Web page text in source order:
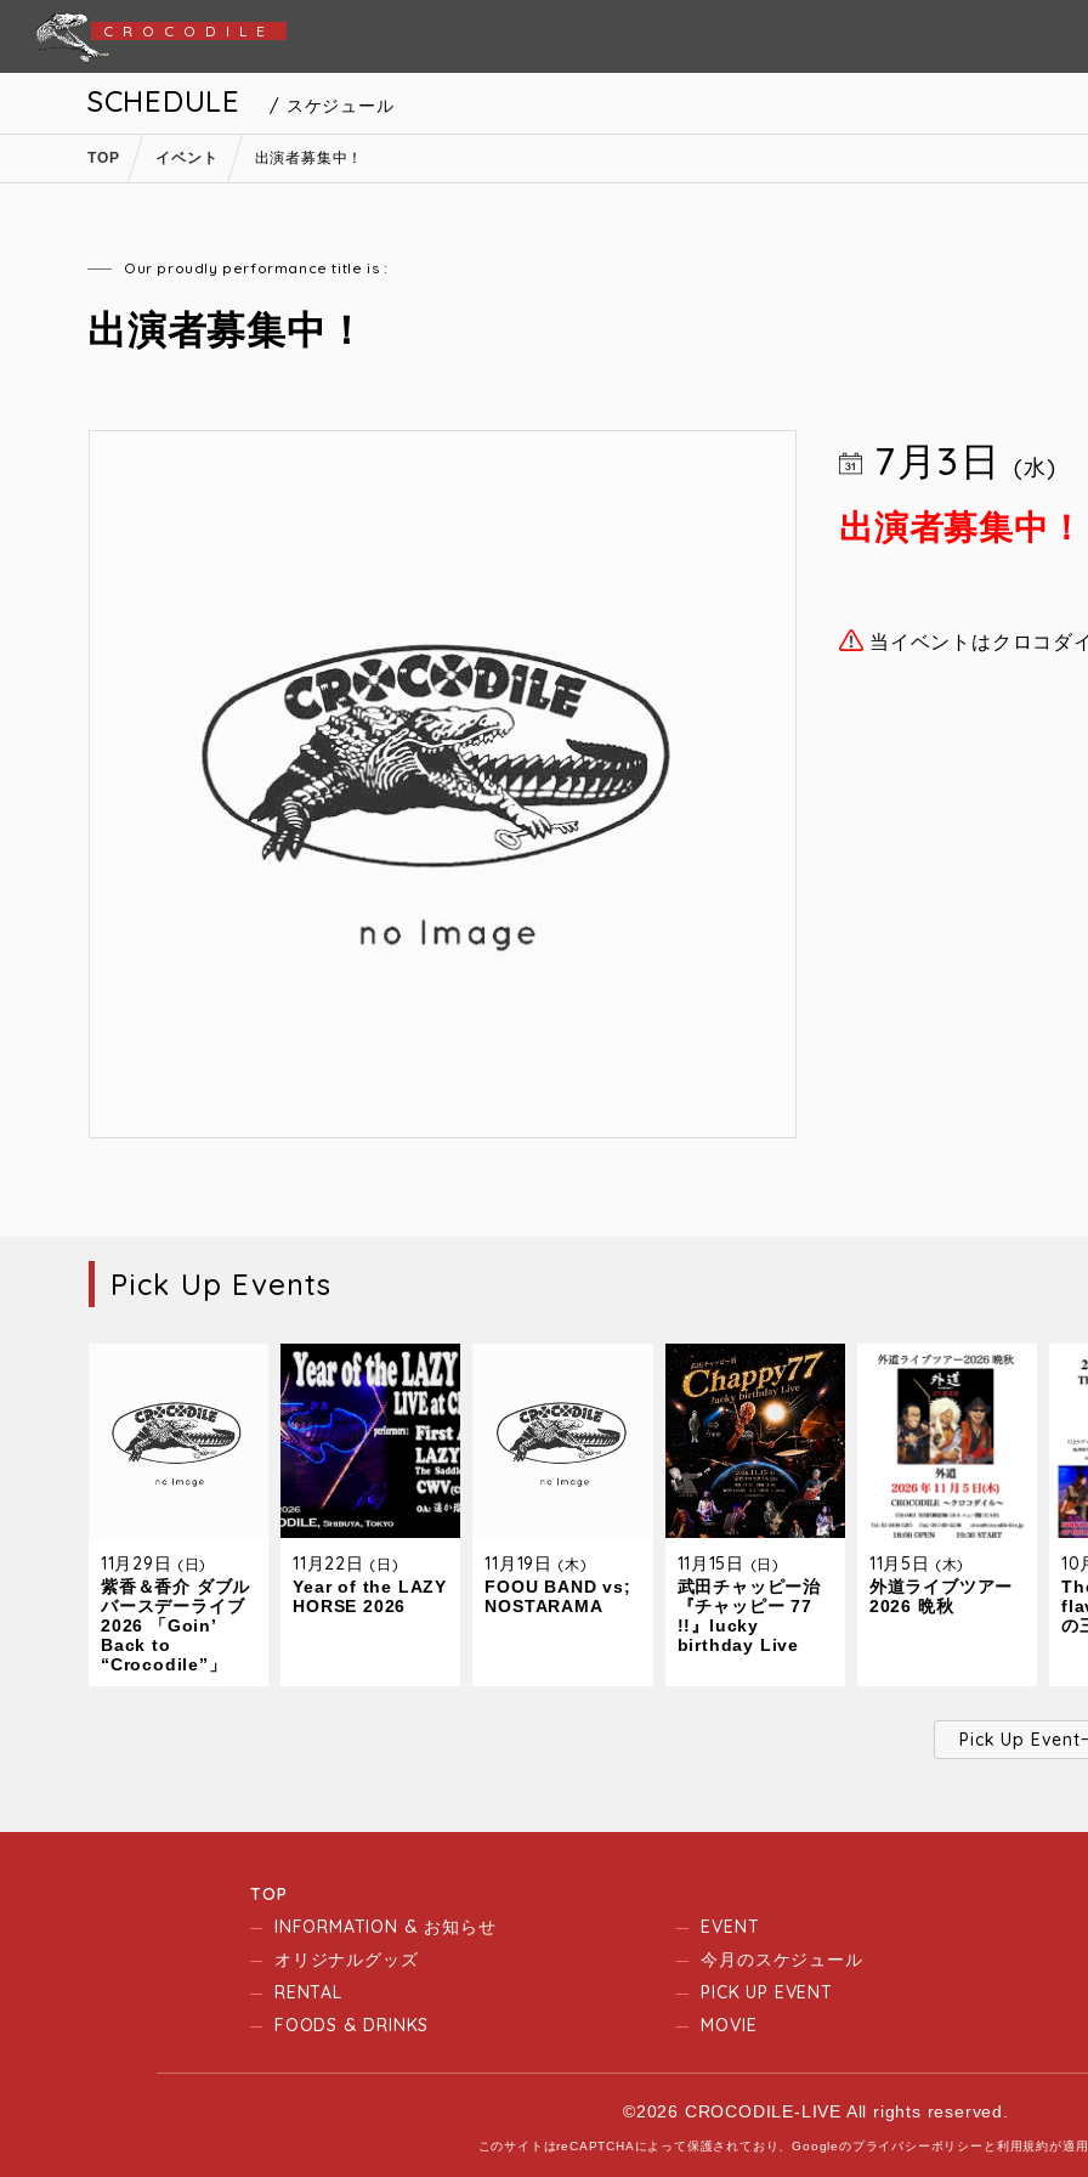
CROCODILE
SCHEDULE / スケジュール
TOP イベント 出演者募集中！
Our proudly performance title is :
出演者募集中！
7月3日(水)
出演者募集中！
当イベントはクロコダ
Pick Up Events
11月29日 (日)
紫香＆香介 ダブル
バースデーライブ
2026 「Goin’
Back to
“Crocodile”」
11月22日 (日)
Year of the LAZY
HORSE 2026
11月19日 (木)
FOOU BAND vs;
NOSTARAMA
11月15日 (日)
武田チャッピー治
『チャッピー 77
!!』lucky
birthday Live
11月5日 (木)
外道ライブツアー
2026 晩秋
10
の
Pick Up Event
TOP
INFORMATION & お知らせ
オリジナルグッズ
RENTAL
FOODS & DRINKS
EVENT
今月のスケジュール
PICK UP EVENT
MOVIE
©2026 CROCODILE-LIVE All rights reserved.
このサイトはreCAPTCHAによって保護されており、Googleのプライバシーポリシー と 利用規約が適